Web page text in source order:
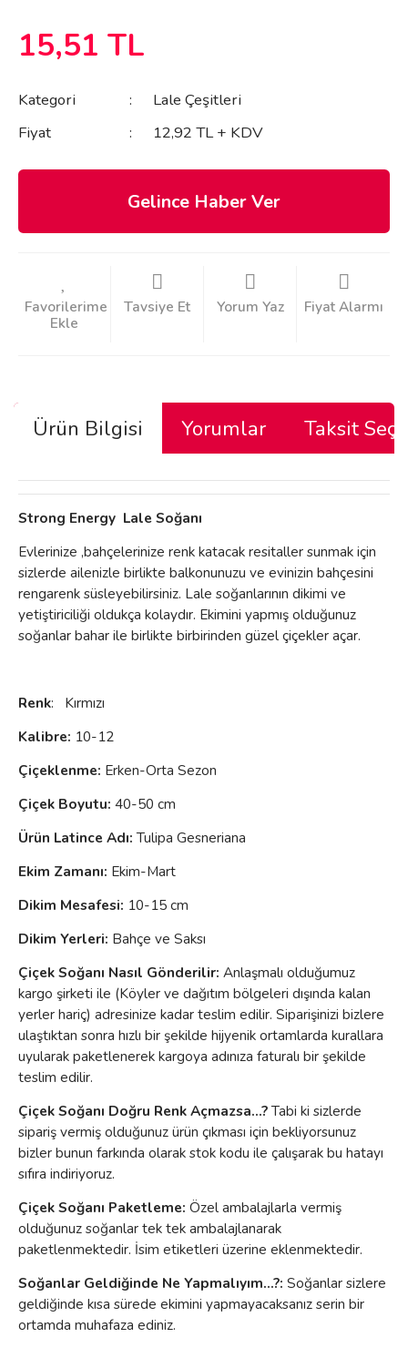
15,51 TL
Kategori
Lale Çeşitleri
Fiyat
12,92 TL + KDV
Gelince Haber Ver
Tavsiye Et Yorum Yaz Fiyat Alarmı
Ürün Bilgisi Yorumlar Taksit
Strong Energy Lale Soğanı
Evlerinize ,bahçelerinize renk katacak resitaller sunmak için
sizlerde ailenizle birlikte balkonunuzu ve evinizin bahçesini
rengarenk süsleyebilirsiniz. Lale soğanlarının dikimi ve
yetiştiriciliği oldukça kolaydır. Ekimini yapmış olduğunuz
soğanlar bahar ile birlikte birbirinden güzel çiçekler açar.
Renk: Kırmızı
Kalibre: 10-12
Çiçeklenme: Erken-Orta Sezon
Çiçek Boyutu: 40-50 cm
Ürün Latince Adı:Tulipa Gesneriana
Ekim Zamanı: Ekim-Mart
Dikim Mesafesi: 10-15 cm
Dikim Yerleri: Bahçe ve Saksı
Çiçek Soğanı Nasıl Gönderilir: Anlaşmalı olduğumuz
kargo şirketi ile (Köyler ve dağıtım bölgeleri dışında kalan
yerler hariç) adresinize kadar teslim edilir. Siparişinizi bizlere
ulaştıktan sonra hızlı bir şekilde hijyenik ortamlarda kurallara
uyularak paketlenerek kargoya adınıza faturalı bir şekilde
teslim edilir.
Çiçek Soğanı Doğru Renk Açmazsa...?Tabi ki sizlerde
sipariş vermiş olduğunuz ürün çıkması için bekliyorsunuz
bizler bunun farkında olarak stok kodu ile çalışarak bu hatayı
sıfıra indiriyoruz.
Çiçek Soğanı Paketleme: Özel ambalajlarla vermiş
olduğunuz soğanlar tek tek ambalajlanarak
paketlenmektedir. İsim etiketleri üzerine eklenmektedir.
Soğanlar Geldiğinde Ne Yapmalıyım...?: Soğanlar sizlere
geldiğinde kısa sürede ekimini yapmayacaksanız serin bir
ortamda muhafaza ediniz.